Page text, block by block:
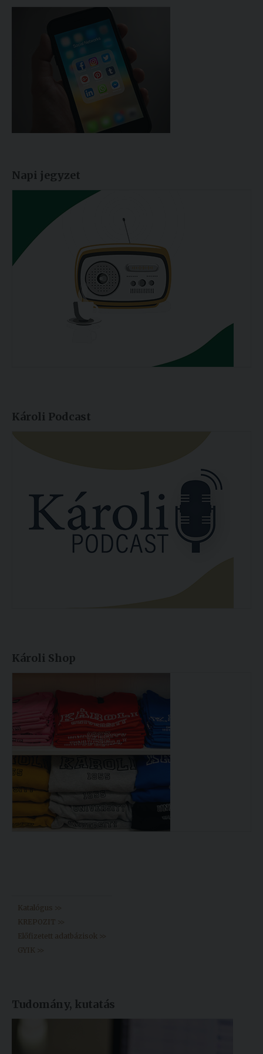
Napi jegyzet
Károli Podcast
Károli Shop
Katalógus >>
KREPOZIT >>
Előfizetett adatbázisok >>
GYIK >>
Tudomány, kutatás